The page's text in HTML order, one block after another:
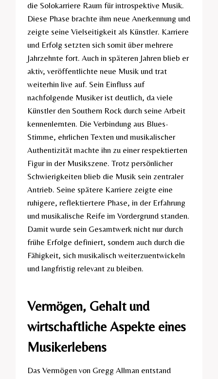
die Solokarriere Raum für introspektive Musik.
Diese Phase brachte ihm neue Anerkennung und
zeigte seine Vielseitigkeit als Künstler. Karriere
und Erfolg setzten sich somit über mehrere
Jahrzehnte fort. Auch in späteren Jahren blieb er
aktiv, veröffentlichte neue Musik und trat
weiterhin live auf. Sein Einfluss auf
nachfolgende Musiker ist deutlich, da viele
Künstler den Southern Rock durch seine Arbeit
kennenlernten. Die Verbindung aus Blues-
Stimme, ehrlichen Texten und musikalischer
Authentizität machte ihn zu einer respektierten
Figur in der Musikszene. Trotz persönlicher
Schwierigkeiten blieb die Musik sein zentraler
Antrieb. Seine spätere Karriere zeigte eine
ruhigere, reflektiertere Phase, in der Erfahrung
und musikalische Reife im Vordergrund standen.
Damit wurde sein Gesamtwerk nicht nur durch
frühe Erfolge definiert, sondern auch durch die
Fähigkeit, sich musikalisch weiterzuentwickeln
und langfristig relevant zu bleiben.
Vermögen, Gehalt und
wirtschaftliche Aspekte eines
Musikerlebens
Das Vermögen von Gregg Allman entstand